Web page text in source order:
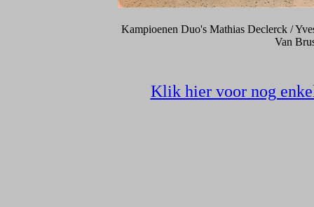
Kampioenen Duo's Mathias Declerck /
Van
Klik hier voor nog